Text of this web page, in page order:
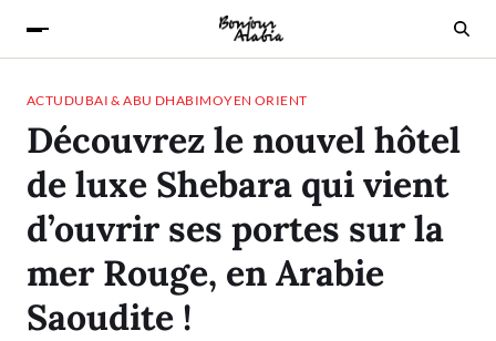
ACTU DUBAI & ABU DHABIMOYEN ORIENT
Découvrez le nouvel hôtel
de luxe Shebara qui vient
d’ouvrir ses portes sur la
mer Rouge, en Arabie
Saoudite !